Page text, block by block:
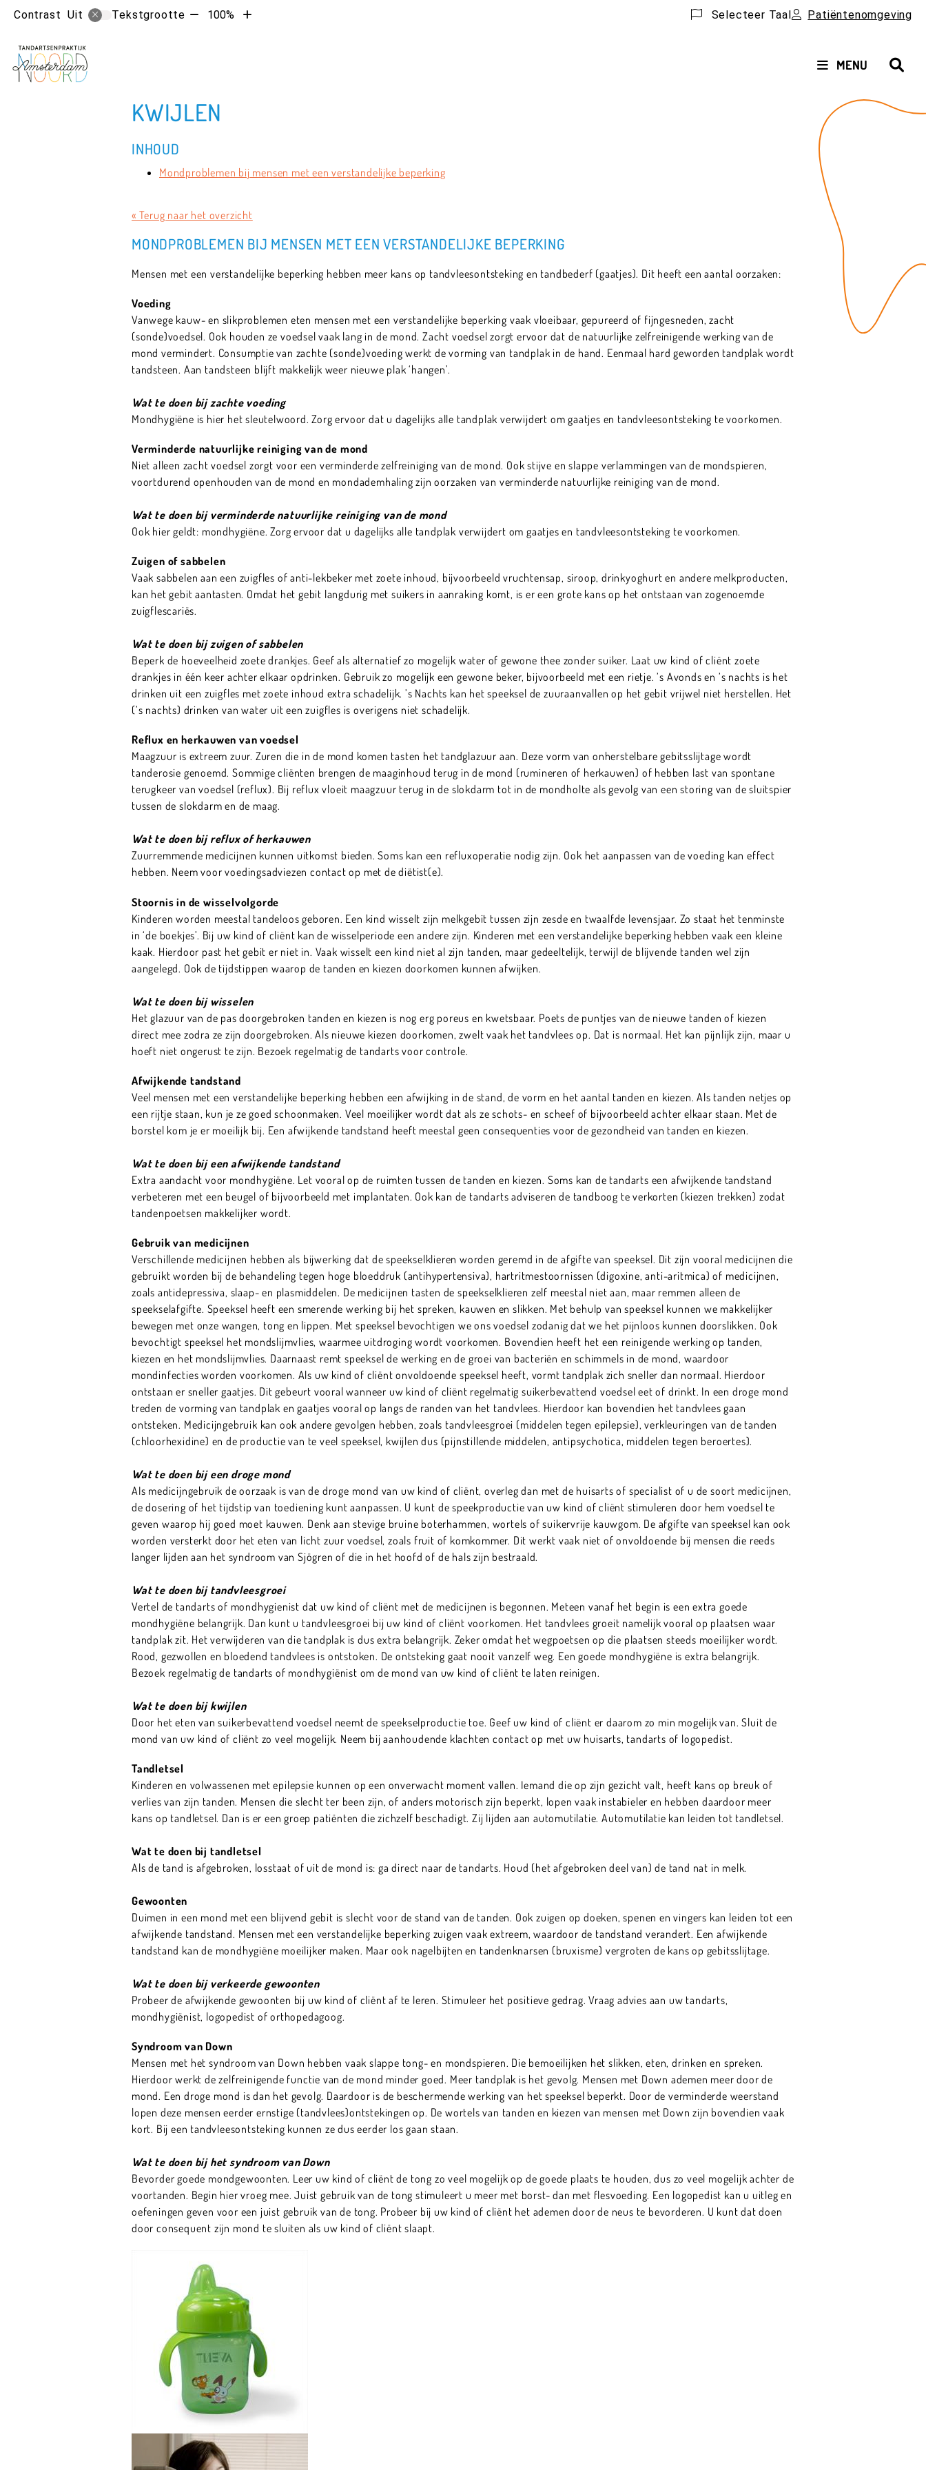
Contrast Uit Tekstgrootte Tekst100%
Tekst
Selecteer Taal Patiëntenomgeving
MENU
KWIJLEN
INHOUD
Mondproblemen bij mensen met een verstandelijke beperking
« Terug naar het overzicht
MONDPROBLEMEN BIJ MENSEN MET EEN VERSTANDELIJKE BEPERKING
Mensen met een verstandelijke beperking hebben meer kans op tandvleesontsteking en tandbederf (gaatjes). Dit heeft een aantal oorzaken:
Voeding
Vanwege kauw- en slikproblemen eten mensen met een verstandelijke beperking vaak vloeibaar, gepureerd of fijngesneden, zacht
(sonde)voedsel. Ook houden ze voedsel vaak lang in de mond. Zacht voedsel zorgt ervoor dat de natuurlijke zelfreinigende werking van de
mond vermindert. Consumptie van zachte (sonde)voeding werkt de vorming van tandplak in de hand. Eenmaal hard geworden tandplak wordt
tandsteen. Aan tandsteen blijft makkelijk weer nieuwe plak ‘hangen’.
Wat te doen bij zachte voeding
Mondhygiëne is hier het sleutelwoord. Zorg ervoor dat u dagelijks alle tandplak verwijdert om gaatjes en tandvleesontsteking te voorkomen.
Verminderde natuurlijke reiniging van de mond
Niet alleen zacht voedsel zorgt voor een verminderde zelfreiniging van de mond. Ook stijve en slappe verlammingen van de mondspieren,
voortdurend openhouden van de mond en mondademhaling zijn oorzaken van verminderde natuurlijke reiniging van de mond.
Wat te doen bij verminderde natuurlijke reiniging van de mond
Ook hier geldt: mondhygiëne. Zorg ervoor dat u dagelijks alle tandplak verwijdert om gaatjes en tandvleesontsteking te voorkomen.
Zuigen of sabbelen
Vaak sabbelen aan een zuigfles of anti-lekbeker met zoete inhoud, bijvoorbeeld vruchtensap, siroop, drinkyoghurt en andere melkproducten,
kan het gebit aantasten. Omdat het gebit langdurig met suikers in aanraking komt, is er een grote kans op het ontstaan van zogenoemde
zuigflescariës.
Wat te doen bij zuigen of sabbelen
Beperk de hoeveelheid zoete drankjes. Geef als alternatief zo mogelijk water of gewone thee zonder suiker. Laat uw kind of cliënt zoete
drankjes in één keer achter elkaar opdrinken. Gebruik zo mogelijk een gewone beker, bijvoorbeeld met een rietje. ’s Avonds en ’s nachts is het
drinken uit een zuigfles met zoete inhoud extra schadelijk. ’s Nachts kan het speeksel de zuuraanvallen op het gebit vrijwel niet herstellen. Het
(’s nachts) drinken van water uit een zuigfles is overigens niet schadelijk.
Reflux en herkauwen van voedsel
Maagzuur is extreem zuur. Zuren die in de mond komen tasten het tandglazuur aan. Deze vorm van onherstelbare gebitsslijtage wordt
tanderosie genoemd. Sommige cliënten brengen de maaginhoud terug in de mond (rumineren of herkauwen) of hebben last van spontane
terugkeer van voedsel (reflux). Bij reflux vloeit maagzuur terug in de slokdarm tot in de mondholte als gevolg van een storing van de sluitspier
tussen de slokdarm en de maag.
Wat te doen bij reflux of herkauwen
Zuurremmende medicijnen kunnen uitkomst bieden. Soms kan een refluxoperatie nodig zijn. Ook het aanpassen van de voeding kan effect
hebben. Neem voor voedingsadviezen contact op met de diëtist(e).
Stoornis in de wisselvolgorde
Kinderen worden meestal tandeloos geboren. Een kind wisselt zijn melkgebit tussen zijn zesde en twaalfde levensjaar. Zo staat het tenminste
in ‘de boekjes’. Bij uw kind of cliënt kan de wisselperiode een andere zijn. Kinderen met een verstandelijke beperking hebben vaak een kleine
kaak. Hierdoor past het gebit er niet in. Vaak wisselt een kind niet al zijn tanden, maar gedeeltelijk, terwijl de blijvende tanden wel zijn
aangelegd. Ook de tijdstippen waarop de tanden en kiezen doorkomen kunnen afwijken.
Wat te doen bij wisselen
Het glazuur van de pas doorgebroken tanden en kiezen is nog erg poreus en kwetsbaar. Poets de puntjes van de nieuwe tanden of kiezen
direct mee zodra ze zijn doorgebroken. Als nieuwe kiezen doorkomen, zwelt vaak het tandvlees op. Dat is normaal. Het kan pijnlijk zijn, maar u
hoeft niet ongerust te zijn. Bezoek regelmatig de tandarts voor controle.
Afwijkende tandstand
Veel mensen met een verstandelijke beperking hebben een afwijking in de stand, de vorm en het aantal tanden en kiezen. Als tanden netjes op
een rijtje staan, kun je ze goed schoonmaken. Veel moeilijker wordt dat als ze schots- en scheef of bijvoorbeeld achter elkaar staan. Met de
borstel kom je er moeilijk bij. Een afwijkende tandstand heeft meestal geen consequenties voor de gezondheid van tanden en kiezen.
Wat te doen bij een afwijkende tandstand
Extra aandacht voor mondhygiëne. Let vooral op de ruimten tussen de tanden en kiezen. Soms kan de tandarts een afwijkende tandstand
verbeteren met een beugel of bijvoorbeeld met implantaten. Ook kan de tandarts adviseren de tandboog te verkorten (kiezen trekken) zodat
tandenpoetsen makkelijker wordt.
Gebruik van medicijnen
Verschillende medicijnen hebben als bijwerking dat de speekselklieren worden geremd in de afgifte van speeksel. Dit zijn vooral medicijnen die
gebruikt worden bij de behandeling tegen hoge bloeddruk (antihypertensiva), hartritmestoornissen (digoxine, anti-aritmica) of medicijnen,
zoals antidepressiva, slaap- en plasmiddelen. De medicijnen tasten de speekselklieren zelf meestal niet aan, maar remmen alleen de
speekselafgifte. Speeksel heeft een smerende werking bij het spreken, kauwen en slikken. Met behulp van speeksel kunnen we makkelijker
bewegen met onze wangen, tong en lippen. Met speeksel bevochtigen we ons voedsel zodanig dat we het pijnloos kunnen doorslikken. Ook
bevochtigt speeksel het mondslijmvlies, waarmee uitdroging wordt voorkomen. Bovendien heeft het een reinigende werking op tanden,
kiezen en het mondslijmvlies. Daarnaast remt speeksel de werking en de groei van bacteriën en schimmels in de mond, waardoor
mondinfecties worden voorkomen. Als uw kind of cliënt onvoldoende speeksel heeft, vormt tandplak zich sneller dan normaal. Hierdoor
ontstaan er sneller gaatjes. Dit gebeurt vooral wanneer uw kind of cliënt regelmatig suikerbevattend voedsel eet of drinkt. In een droge mond
treden de vorming van tandplak en gaatjes vooral op langs de randen van het tandvlees. Hierdoor kan bovendien het tandvlees gaan
ontsteken. Medicijngebruik kan ook andere gevolgen hebben, zoals tandvleesgroei (middelen tegen epilepsie), verkleuringen van de tanden
(chloorhexidine) en de productie van te veel speeksel, kwijlen dus (pijnstillende middelen, antipsychotica, middelen tegen beroertes).
Wat te doen bij een droge mond
AIs medicijngebruik de oorzaak is van de droge mond van uw kind of cliënt, overleg dan met de huisarts of specialist of u de soort medicijnen,
de dosering of het tijdstip van toediening kunt aanpassen. U kunt de speekproductie van uw kind of cliënt stimuleren door hem voedsel te
geven waarop hij goed moet kauwen. Denk aan stevige bruine boterhammen, wortels of suikervrije kauwgom. De afgifte van speeksel kan ook
worden versterkt door het eten van licht zuur voedsel, zoals fruit of komkommer. Dit werkt vaak niet of onvoldoende bij mensen die reeds
langer lijden aan het syndroom van Sjögren of die in het hoofd of de hals zijn bestraald.
Wat te doen bij tandvleesgroei
Vertel de tandarts of mondhygienist dat uw kind of cliënt met de medicijnen is begonnen. Meteen vanaf het begin is een extra goede
mondhygiëne belangrijk. Dan kunt u tandvleesgroei bij uw kind of cliënt voorkomen. Het tandvlees groeit namelijk vooral op plaatsen waar
tandplak zit. Het verwijderen van die tandplak is dus extra belangrijk. Zeker omdat het wegpoetsen op die plaatsen steeds moeilijker wordt.
Rood, gezwollen en bloedend tandvlees is ontstoken. De ontsteking gaat nooit vanzelf weg. Een goede mondhygiëne is extra belangrijk.
Bezoek regelmatig de tandarts of mondhygiënist om de mond van uw kind of cliënt te laten reinigen.
Wat te doen bij kwijlen
Door het eten van suikerbevattend voedsel neemt de speekselproductie toe. Geef uw kind of cliënt er daarom zo min mogelijk van. Sluit de
mond van uw kind of cliënt zo veel mogelijk. Neem bij aanhoudende klachten contact op met uw huisarts, tandarts of logopedist.
Tandletsel
Kinderen en volwassenen met epilepsie kunnen op een onverwacht moment vallen. Iemand die op zijn gezicht valt, heeft kans op breuk of
verlies van zijn tanden. Mensen die slecht ter been zijn, of anders motorisch zijn beperkt, lopen vaak instabieler en hebben daardoor meer
kans op tandletsel. Dan is er een groep patiënten die zichzelf beschadigt. Zij lijden aan automutilatie. Automutilatie kan leiden tot tandletsel.
Wat te doen bij tandletsel
Als de tand is afgebroken, losstaat of uit de mond is: ga direct naar de tandarts. Houd (het afgebroken deel van) de tand nat in melk.
Gewoonten
Duimen in een mond met een blijvend gebit is slecht voor de stand van de tanden. Ook zuigen op doeken, spenen en vingers kan leiden tot een
afwijkende tandstand. Mensen met een verstandelijke beperking zuigen vaak extreem, waardoor de tandstand verandert. Een afwijkende
tandstand kan de mondhygiëne moeilijker maken. Maar ook nagelbijten en tandenknarsen (bruxisme) vergroten de kans op gebitsslijtage.
Wat te doen bij verkeerde gewoonten
Probeer de afwijkende gewoonten bij uw kind of cliënt af te leren. Stimuleer het positieve gedrag. Vraag advies aan uw tandarts,
mondhygiënist, logopedist of orthopedagoog.
Syndroom van Down
Mensen met het syndroom van Down hebben vaak slappe tong- en mondspieren. Die bemoeilijken het slikken, eten, drinken en spreken.
Hierdoor werkt de zelfreinigende functie van de mond minder goed. Meer tandplak is het gevolg. Mensen met Down ademen meer door de
mond. Een droge mond is dan het gevolg. Daardoor is de beschermende werking van het speeksel beperkt. Door de verminderde weerstand
lopen deze mensen eerder ernstige (tandvlees)ontstekingen op. De wortels van tanden en kiezen van mensen met Down zijn bovendien vaak
kort. Bij een tandvleesontsteking kunnen ze dus eerder los gaan staan.
Wat te doen bij het syndroom van Down
Bevorder goede mondgewoonten. Leer uw kind of cliënt de tong zo veel mogelijk op de goede plaats te houden, dus zo veel mogelijk achter de
voortanden. Begin hier vroeg mee. Juist gebruik van de tong stimuleert u meer met borst- dan met flesvoeding. Een logopedist kan u uitleg en
oefeningen geven voor een juist gebruik van de tong. Probeer bij uw kind of cliënt het ademen door de neus te bevorderen. U kunt dat doen
door consequent zijn mond te sluiten als uw kind of cliënt slaapt.